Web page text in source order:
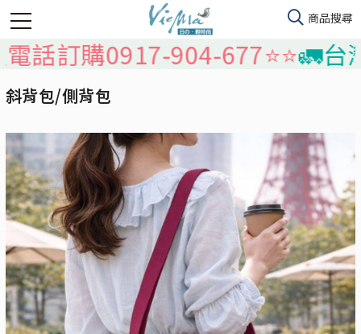
購0917-904-677⭐️⭐️🚛台灣本
斜背包/側背包